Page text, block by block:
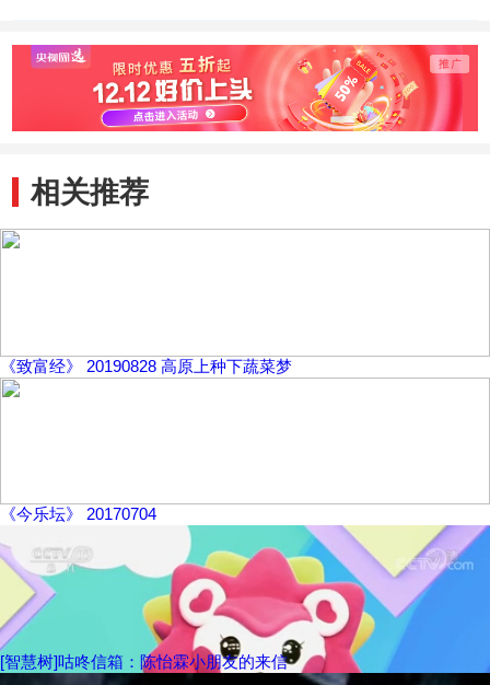
相关推荐
《致富经》 20190828 高原上种下蔬菜梦
《今乐坛》 20170704
[智慧树]咕咚信箱：陈怡霖小朋友的来信